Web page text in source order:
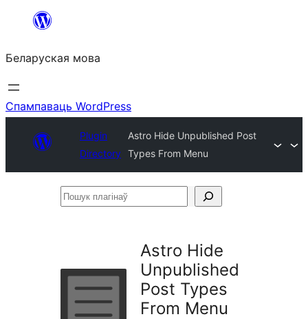
Перайсці
змесціва
Беларуская мова
Спампаваць WordPress
Plugin
Directory
Astro Hide Unpublished Post
Types From Menu
Пошук
Astro Hide
Unpublished
Post Types
From Menu